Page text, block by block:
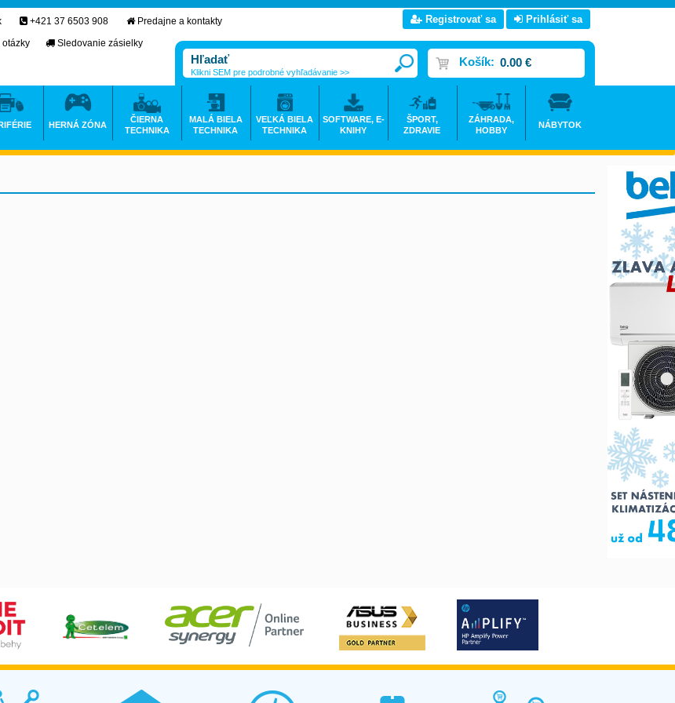
+421 37 6503 908
Predajne a kontakty
Sledovanie zásielky
Registrovať sa Prihlásiť sa
Košík: 0.00 €
Klikni SEM pre podrobné vyhľadávanie >>
HERNÁ ZÓNA
ČIERNA
TECHNIKA
MALÁ BIELA
TECHNIKA
VEĽKÁ BIELA
TECHNIKA
SOFTWARE, E-
KNIHY
ŠPORT,
ZDRAVIE
ZÁHRADA,
HOBBY
NÁBYTOK